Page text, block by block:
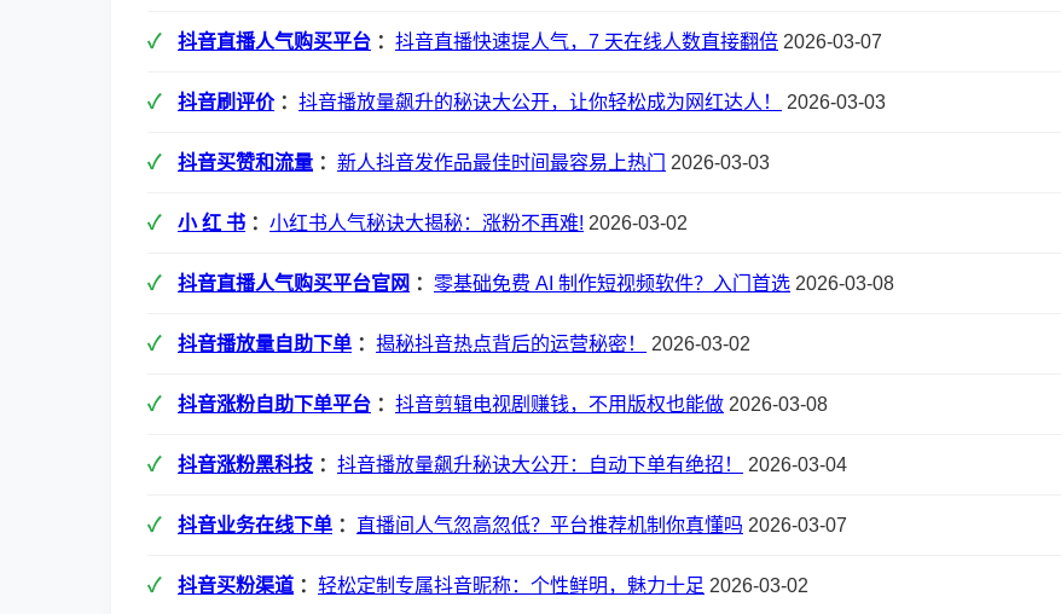
抖音直播人气购买平台 ： 抖音直播快速提人气，7 天在线人数直接翻倍 2026-03-07
抖音刷评价： 抖音播放量飙升的秘诀大公开，让你轻松成为网红达人！ 2026-03-03
抖音买赞和流量 ： 新人抖音发作品最佳时间最容易上热门 2026-03-03
小 红 书 ： 小红书人气秘诀大揭秘：涨粉不再难! 2026-03-02
抖音直播人气购买平台官网 ： 零基础免费 AI 制作短视频软件？入门首选 2026-03-08
抖音播放量自助下单 ： 揭秘抖音热点背后的运营秘密！ 2026-03-02
抖音涨粉自助下单平台 ： 抖音剪辑电视剧赚钱，不用版权也能做 2026-03-08
抖音涨粉黑科技 ： 抖音播放量飙升秘诀大公开：自动下单有绝招！ 2026-03-04
抖音业务在线下单 ： 直播间人气忽高忽低？平台推荐机制你真懂吗 2026-03-07
抖音买粉渠道 ： 轻松定制专属抖音昵称：个性鲜明，魅力十足 2026-03-02